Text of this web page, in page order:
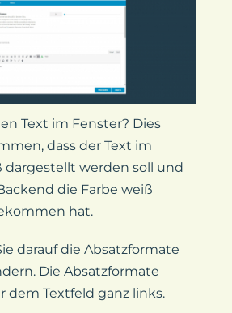
Text im Fenster? Dies
dass der Text im
dargestellt werden soll und
die Farbe weiß
hat.
darauf die Absatzformate
Die Absatzformate
dem Textfeld ganz links.